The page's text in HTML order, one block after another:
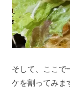
そして、ここで
ケを割ってみま